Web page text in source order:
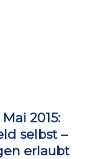
80
2015:
selbst –
erlaubt